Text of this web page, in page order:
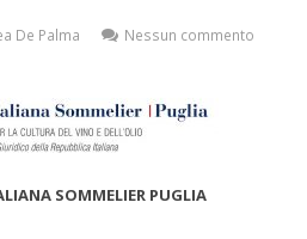
De Palma Nessun commento
SOMMELIER PUGLIA